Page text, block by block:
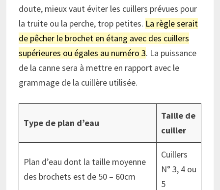
doute, mieux vaut éviter les cuillers prévues pour
la truite ou la perche, trop petites. La règle serait
de pêcher le brochet en étang avec des cuillers
supérieures ou égales au numéro 3. La puissance
de la canne sera à mettre en rapport avec le
grammage de la cuillère utilisée.
Type de plan d’eau
Taille de
cuiller
Plan d’eau dont la taille moyenne
des brochets est de 50 – 60cm
Cuillers
N° 3, 4 ou
5